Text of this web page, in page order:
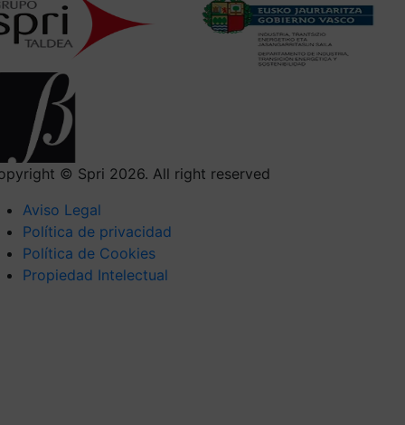
© Spri 2026. All right reserved
Aviso Legal
Política de privacidad
Política de Cookies
Propiedad Intelectual